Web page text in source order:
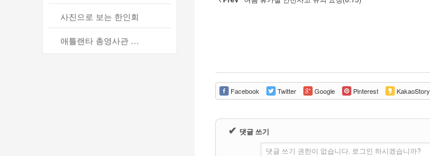
사진으로 보는 한인회
애틀랜타 총영사관 소식
Facebook Twitter Google Pinterest KakaoStory
✔ 댓글 쓰기
댓글 쓰기 권한이 없습니다. 로그인 하시겠습니까?